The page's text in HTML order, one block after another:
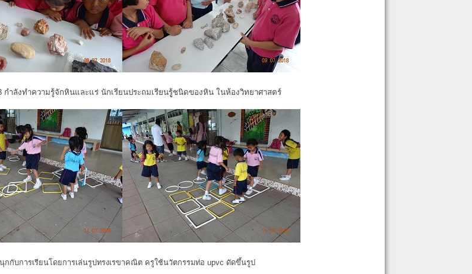
กำลังทำความรู้จักหินและแร่ นักเรียนประถมเรียนรูู้ชนิดของหิน ในห้องวิทยาศาสตร์
กกับการเรียนโดยการเล่นรูปทรงเรขาคณิต ครูใช้นวัตกรรมท่อ upvc ดัดขึ้นรูป